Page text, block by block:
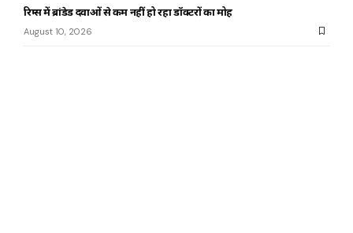
रिम्स में ब्रांडेड दवाओं से कम नहीं हो रहा डॉक्टरों का मोह
August 10, 2026